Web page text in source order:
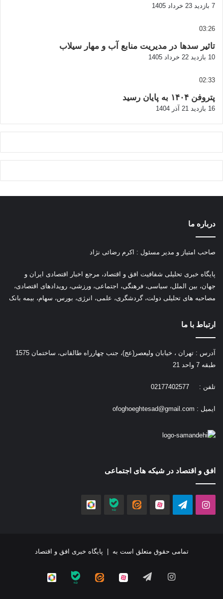
7 بازدید 23 خرداد 1405
03:26
تاثیر سدها در مدیریت منابع آب و مهار سیلاب
10 بازدید 22 خرداد 1405
02:33
پتروفن ۱۴۰۴ به پایان رسید
16 بازدید 21 آذر 1404
درباره ما
صاحب امتیاز و مدیر مسئول : اکرم رضائی نژاد
پایگاه خبری تحلیلی شفافیت افق و اقتصاد، مرجع اخبار اقتصادی ایران و
جهان، بین الملل، سیاسی، فرهنگی، اجتماعی، ورزشی، رویدادهای اقتصادی،
مصاحبه های تحلیلی دولت، گردشگری، علمی، انرژی، بورس، سهام، بیمه بانک
ارتباط با ما
آدرس : تهران ، خیابان ولیعصر(عج)، جنب چهارراه طالقانی، ساختمان 1575
طبقه 7 واحد 21
تلفن : 02177402577
ایمیل : ofoghoeghtesad@gmail.com
افق و اقتصاد در شیکه های اجتماعی
اینستاگرامتلگرام آپارات ایتا بله
تمامی حقوق متعلق است به | پایگاه خبری افق و اقتصاد
اینستاگرامتلگرام آپارات ایتا بله